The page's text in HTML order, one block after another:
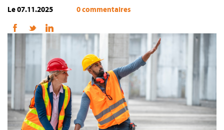
FR
Le 07.11.2025 0 commentaires